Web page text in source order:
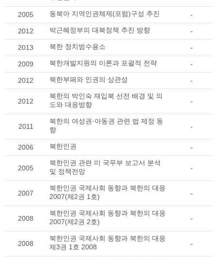
2005 동북아 지역인권체제(포럼)구성 추진 -
2012 박근혜정부의 대북정책 추진 방향 -
2013 북한 정치범수용소 -
2009 북한개발지원의 이론과 포괄적 전략 -
2012 북한부패와 인권의 상관성 -
2012
북한의 박인숙 재입북 선전 배경 및 의
도와 대응방향
-
2011
북한의 여성권·아동권 관련 법 제정 동
향
-
2006 북한인권 -
2005
북한인권 관련 미 국무부 보고서 분석
및 정책전망
-
2007
북한인권 국제사회 동향과 북한의 대응
2007(제2권 1호)
-
2008
북한인권 국제사회 동향과 북한의 대응
2007(제2권 2호)
-
2008
북한인권 국제사회 동향과 북한의 대응
제3권 1호 2008
-